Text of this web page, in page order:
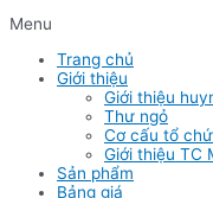
Menu
Trang chủ
Giới thiệu
Giới thiệu
Thư ngỏ
Cơ cấu tổ
Giới thiệu TC
Sản phẩm
Bảng giá